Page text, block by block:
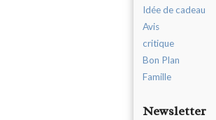
Idée de cadeau
Avis
critique
Bon Plan
Famille
Newsletter